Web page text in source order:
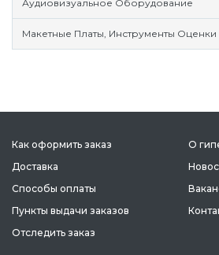
Аудиовизуальное Оборудование
Макетные Платы, Инструменты Оценки
Как оформить заказ
Доставка
Способы оплаты
Пункты выдачи заказов
Отследить заказ
О
Липецк
Магас
Нижний